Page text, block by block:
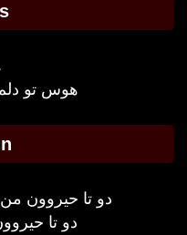
هوس تو
دو تا حیروون
دو تا